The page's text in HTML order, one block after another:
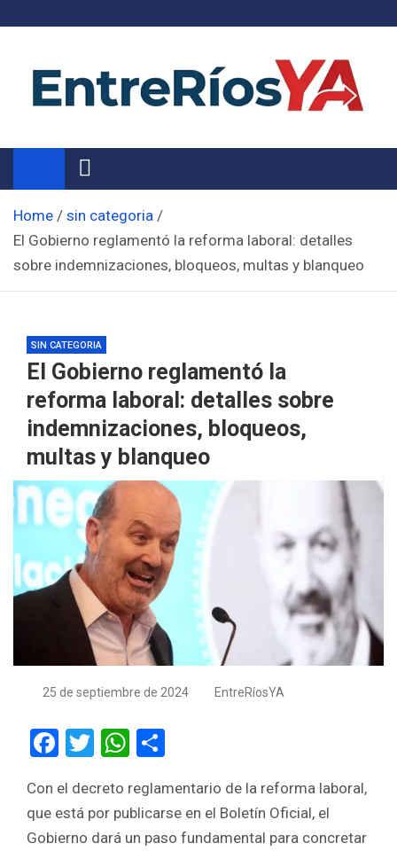
Noticias de Entre Ríos
Información de toda la provincia ahora
Home
sin categoria
El Gobierno reglamentó la reforma laboral: detalles
sobre indemnizaciones, bloqueos, multas y blanqueo
SIN CATEGORIA
El Gobierno reglamentó la
reforma laboral: detalles sobre
indemnizaciones, bloqueos,
multas y blanqueo
25 de septiembre de 2024 EntreRíosYA
F
ce
b
T
tt
er
W
at
s
ar
e
Con el decreto reglamentario de la reforma laboral,
que está por publicarse en el Boletín Oficial, el
Gobierno dará un paso fundamental para concretar